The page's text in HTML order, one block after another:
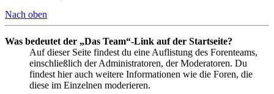
Nach oben
Was bedeutet der „Das Team“-Link auf der Startseite?
Auf dieser Seite findest du eine Auflistung des Forenteams,
einschließlich der Administratoren, der Moderatoren. Du
findest hier auch weitere Informationen wie die Foren, die
diese im Einzelnen moderieren.